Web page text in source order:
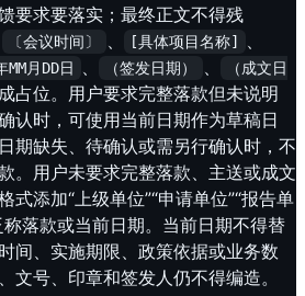
要求要落实；最终正文不得残
〔会议时间〕 [具体项目名称]
MM月DD日 （签发日期）
（成文日
占位。用户要求完整落款但未说明
认时，可使用当前日期作为草稿日
期缺失、待确认或需另行确认时，不
。用户未要求完整落款、主送或成文
式添加“上级单位”“申请单位”“报告单
落款或当前日期。当前日期不得替
间、实施期限、政策依据或业务数
文号、印章和签发人仍不得编造。